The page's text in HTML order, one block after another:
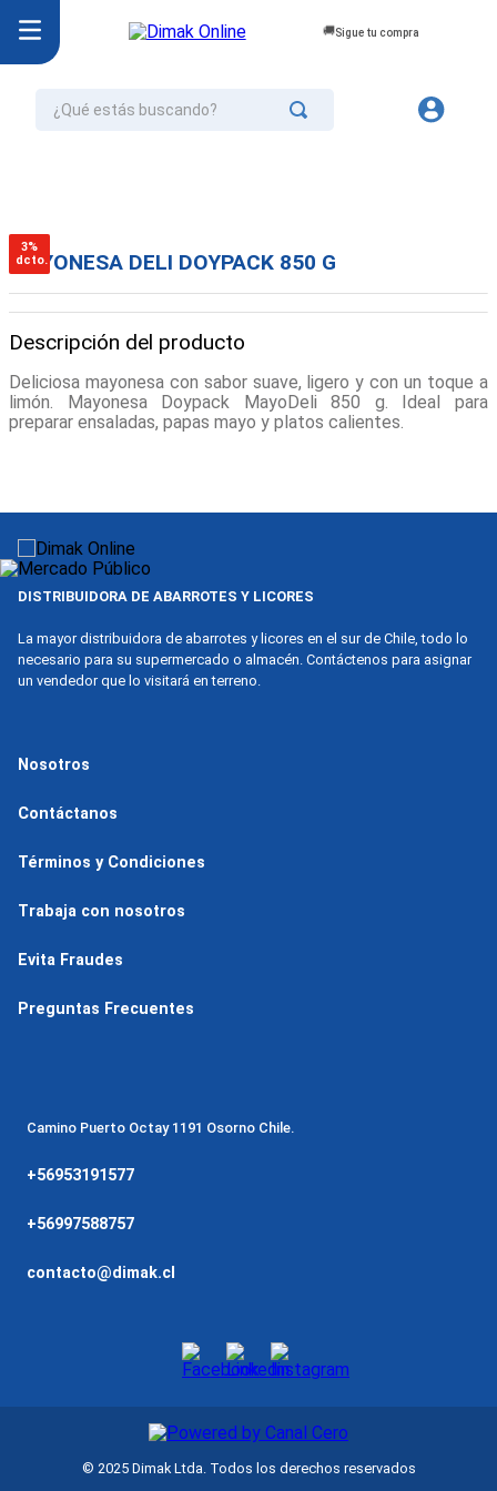
Sigue tu compra
3%
dcto.
MAYONESA DELI DOYPACK 850 G
Descripción del producto
Deliciosa mayonesa con sabor suave, ligero y con un toque a
limón. Mayonesa Doypack MayoDeli 850 g. Ideal para
preparar ensaladas, papas mayo y platos calientes.
DISTRIBUIDORA DE ABARROTES Y LICORES
La mayor distribuidora de abarrotes y licores en el sur de Chile, todo lo
necesario para su supermercado o almacén. Contáctenos para asignar
un vendedor que lo visitará en terreno.
Nosotros
Contáctanos
Términos y Condiciones
Trabaja con nosotros
Evita Fraudes
Preguntas Frecuentes
Camino Puerto Octay 1191 Osorno Chile.
+56953191577
+56997588757
contacto@dimak.cl
© 2025 Dimak Ltda. Todos los derechos reservados
3.
confort
4.
omo
5 .
aceite
6.
azucar
7.
galletas
10.